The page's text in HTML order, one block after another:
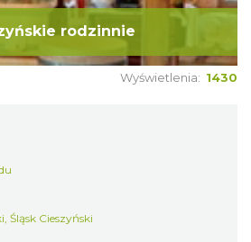
rodzinnie
Wyświetlenia: 1430
Śląsk Cieszyński